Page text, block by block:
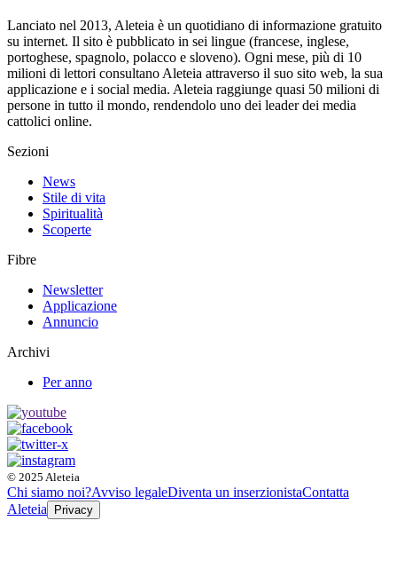
Lanciato nel 2013, Aleteia è un quotidiano di informazione gratuito
su internet. Il sito è pubblicato in sei lingue (francese, inglese,
portoghese, spagnolo, polacco e sloveno). Ogni mese, più di 10
milioni di lettori consultano Aleteia attraverso il suo sito web, la sua
applicazione e i social media. Aleteia raggiunge quasi 50 milioni di
persone in tutto il mondo, rendendolo uno dei leader dei media
cattolici online.
Sezioni
News
Stile di vita
Spiritualità
Scoperte
Fibre
Newsletter
Applicazione
Annuncio
Archivi
Per anno
© 2025 Aleteia
Chi siamo noi?Avviso legaleDiventa un inserzionistaContatta
Aleteia
Privacy